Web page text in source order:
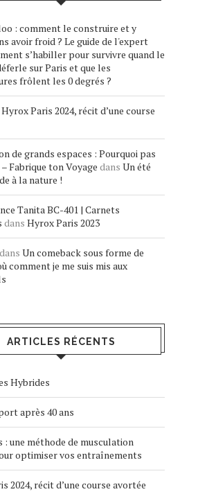
: comment le construire et y
avoir froid ? Le guide de l'expert
s’habiller pour survivre quand le
sur Paris et que les
frôlent les 0 degrés ?
Hyrox Paris 2024, récit d’une course
de grands espaces : Pourquoi pas
– Fabrique ton Voyage dans Un été
à la nature !
Tanita BC-401 | Carnets
dans Hyrox Paris 2023
dans Un comeback sous forme de
comment je me suis mis aux
ARTICLES RÉCENTS
Hybrides
après 40 ans
: une méthode de musculation
optimiser vos entraînements
2024, récit d’une course avortée